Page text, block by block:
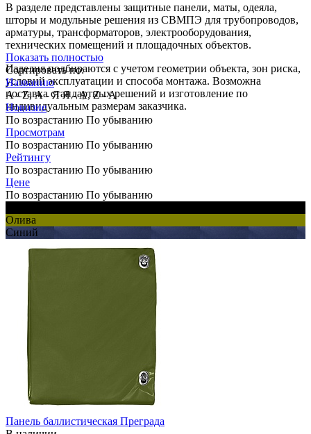
В разделе представлены защитные панели, маты, одеяла,
шторы и модульные решения из СВМПЭ для трубопроводов,
арматуры, трансформаторов, электрооборудования,
технических помещений и площадочных объектов.
Изделия подбираются с учетом геометрии объекта, зон риска,
условий эксплуатации и способа монтажа. Возможна
поставка стандартных решений и изготовление по
индивидуальным размерам заказчика.
Показать полностью
Сортировать по:
Названию
A - Z, А - Я Я - А, Z - A
Новизне
По возрастанию По убыванию
Просмотрам
По возрастанию По убыванию
Рейтингу
По возрастанию По убыванию
Цене
По возрастанию По убыванию
Олива
Синий
Панель баллистическая Преграда